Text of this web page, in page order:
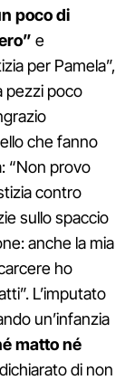
poco di
e
per Pamela”,
pezzi poco
che fanno
“Non provo
contro
sullo spaccio
anche la mia
ho
L’imputato
un’infanzia
matto né
di non